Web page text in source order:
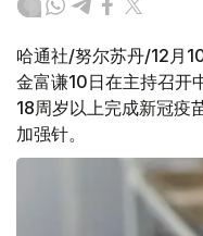
哈通社/努尔苏丹/12月
金富谦10日在主持召开
18周岁以上完成新冠疫
加强针。